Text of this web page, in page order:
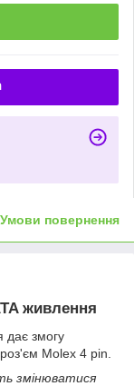
Умови повернення
живлення
дає змогу
Molex 4 pin.
змінюватися